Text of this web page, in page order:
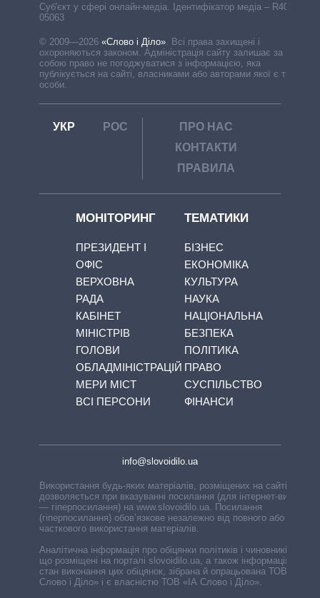
Cуб'єкт у сфері онлайн-медіа. Ідентифікатор медіа – R40-
05063
© 2009—2026 «Слово і Діло»
Всі права захищені і
охороняються законом. Адміністрація сайту залишає за
собою право не погоджуватися з інформацією, яка
публікується на сайті, власниками або авторами якої є треті
особи.
УКР РОС
ПРО НАС
КОНТАКТИ
ПРАВИЛА
МОНІТОРИНГ
ПРЕЗИДЕНТ І
ОФІС
ВЕРХОВНА
РАДА
КАБІНЕТ
МІНІСТРІВ
ГОЛОВИ
ОБЛАДМІНІСТРАЦІЙ
МЕРИ МІСТ
ВСІ ПЕРСОНИ
ТЕМАТИКИ
БІЗНЕС
ЕКОНОМІКА
КУЛЬТУРА
НАУКА
НАЦІОНАЛЬНА
БЕЗПЕКА
ПОЛІТИКА
ПРАВО
СУСПІЛЬСТВО
ФІНАНСИ
info@slovoidilo.ua
Використання будь-яких матеріалів, розміщених на сайті,
дозволяється при вказуванні посилання (для інтернет-видань
— гіперпосилання) на www.slovoidilo.ua. Посилання
(гіперпосилання) обов’язкове незалежно від повного або
часткового використання матеріалів.
Аналітична інформація про обіцянки політиків і чиновників,
що розміщені на порталі slovoidilo.ua, а також інформація про
стан виконання цих обіцянок, зібрана й опрацьована ТОВ «ІА
Слово і Діло» і є власністю ТОВ «ІА Слово і Діло».